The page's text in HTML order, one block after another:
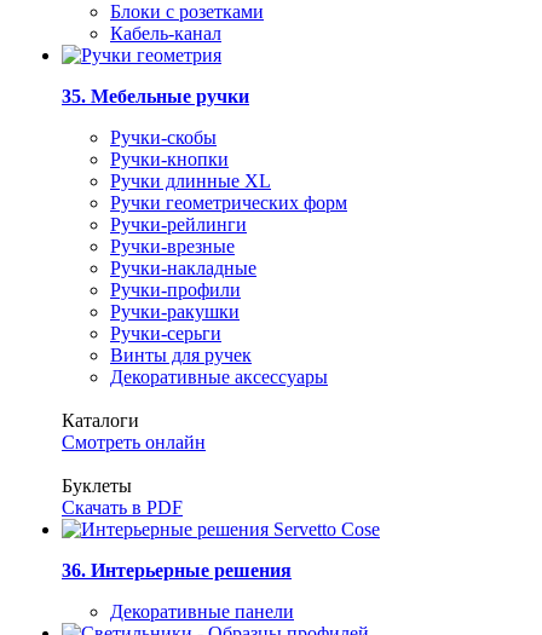
Блоки с розетками
Кабель-канал
35. Мебельные ручки
Ручки-скобы
Ручки-кнопки
Ручки длинные XL
Ручки геометрических форм
Ручки-рейлинги
Ручки-врезные
Ручки-накладные
Ручки-профили
Ручки-ракушки
Ручки-серьги
Винты для ручек
Декоративные аксессуары
Каталоги
Смотреть онлайн
Буклеты
Скачать в PDF
36. Интерьерные решения
Декоративные панели